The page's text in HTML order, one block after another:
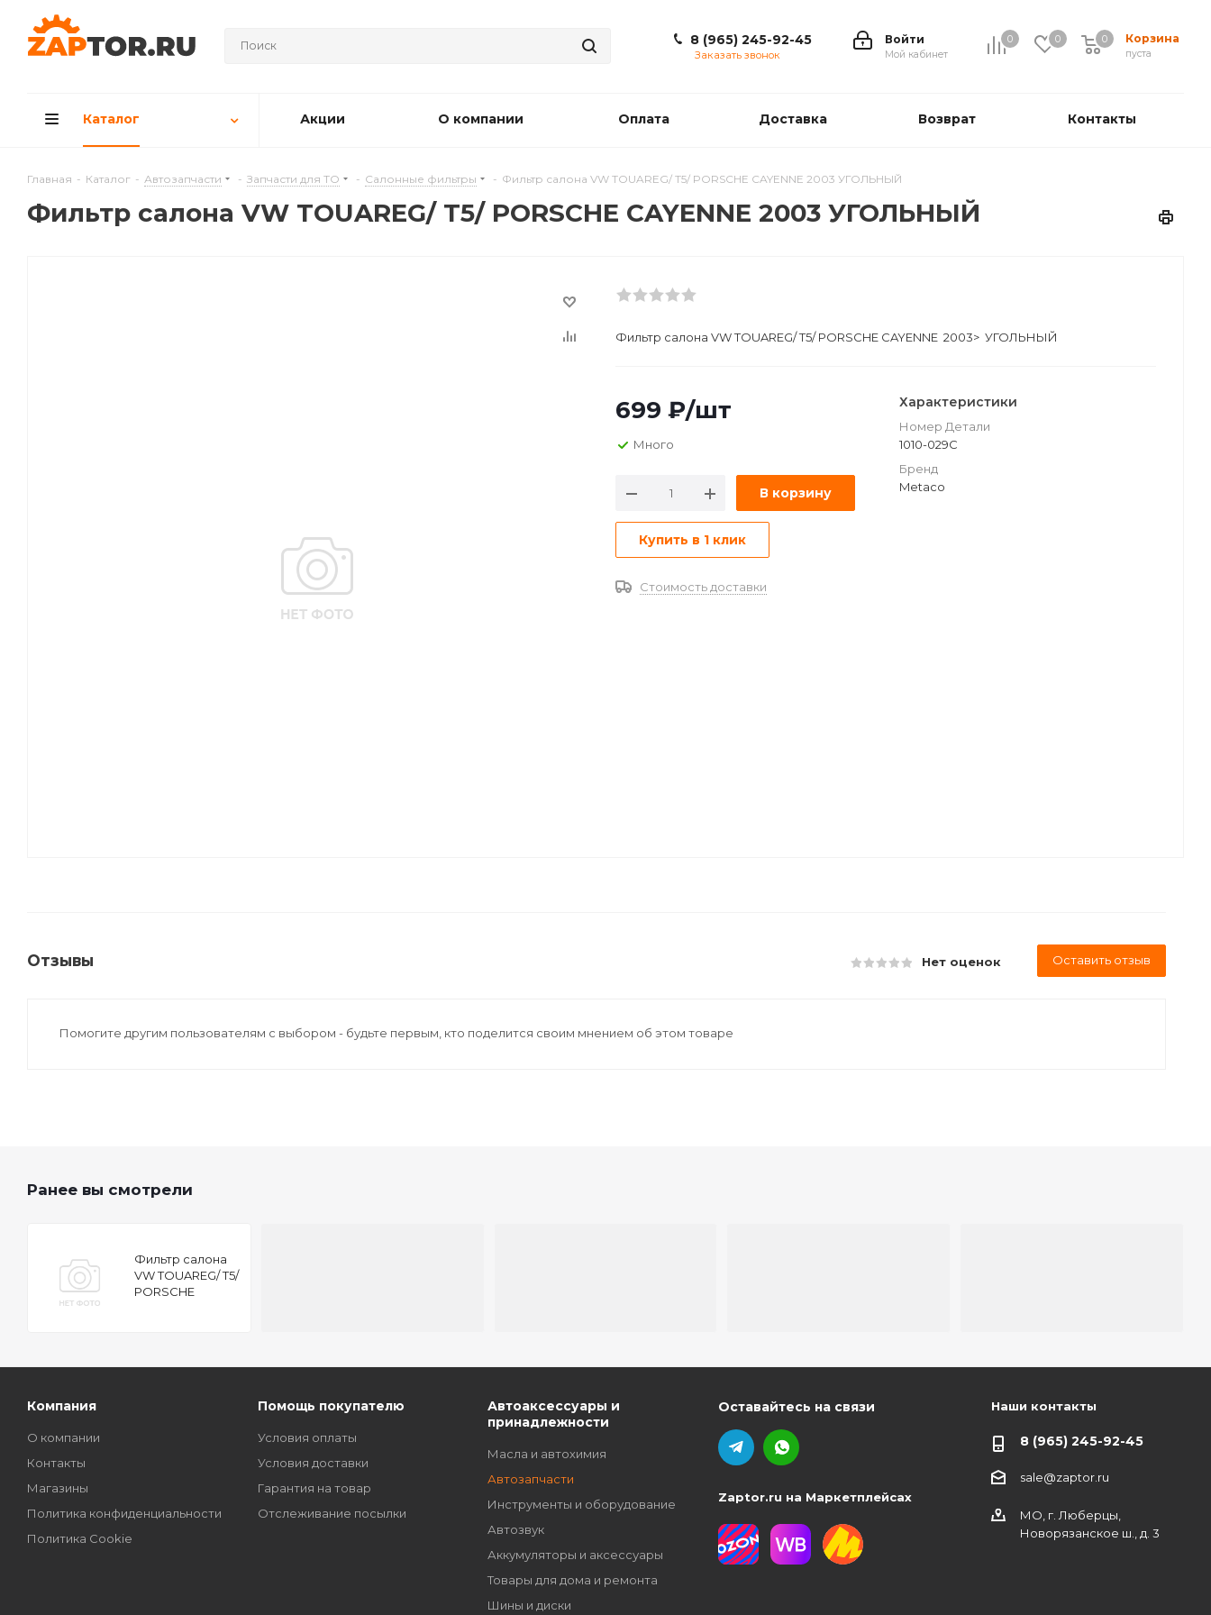
0 0 Корзина
0
пуста
0
Войти
Мой кабинет
8 (965) 245-92-45
Заказать звонок
Каталог Акции О компании Оплата Доставка Возврат Контакты
Главная - Каталог - Автозапчасти - Запчасти для ТО - Салонные фильтры - Фильтр салона VW TOUAREG/ T5/ PORSCHE CAYENNE 2003 УГОЛЬНЫЙ
Фильтр салона VW TOUAREG/ T5/ PORSCHE CAYENNE 2003 УГОЛЬНЫЙ
Фильтр салона VW TOUAREG/ T5/ PORSCHE CAYENNE 2003> УГОЛЬНЫЙ
699 ₽/шт
Много
В корзину
Купить в 1 клик
Стоимость доставки
Характеристики
Номер Детали
1010-029C
Бренд
Metaco
Отзывы Нет оценок Оставить отзыв
Помогите другим пользователям с выбором - будьте первым, кто поделится своим мнением об этом товаре
Ранее вы смотрели
Фильтр салона
VW TOUAREG/ T5/
PORSCHE
Компания
О компании
Контакты
Магазины
Политика конфиденциальности
Политика Cookie
Помощь покупателю
Условия оплаты
Условия доставки
Гарантия на товар
Отслеживание посылки
Автоаксессуары и
принадлежности
Масла и автохимия
Автозапчасти
Инструменты и оборудование
Автозвук
Аккумуляторы и аксессуары
Товары для дома и ремонта
Шины и диски
Оставайтесь на связи
Zaptor.ru на Маркетплейсах
Наши контакты
8 (965) 245-92-45
sale@zaptor.ru
МО, г. Люберцы,
Новорязанское ш., д. 3